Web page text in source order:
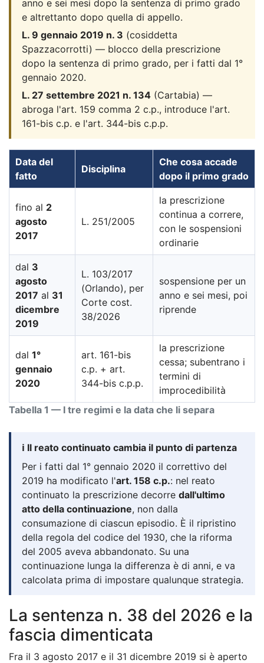
anno e sei mesi dopo la sentenza di primo grado
e altrettanto dopo quella di appello.
L. 9 gennaio 2019 n. 3 (cosiddetta
Spazzacorrotti) — blocco della prescrizione
dopo la sentenza di primo grado, per i fatti dal 1°
gennaio 2020.
L. 27 settembre 2021 n. 134 (Cartabia) —
abroga l'art. 159 comma 2 c.p., introduce l'art.
161-bis c.p. e l'art. 344-bis c.p.p.
Tabella 1 — I tre regimi e la data che li separa
Data del
fatto
Disciplina
Che cosa accade
dopo il primo grado
fino al 2
agosto
2017
L. 251/2005
la prescrizione
continua a correre,
con le sospensioni
ordinarie
dal 3
agosto
2017 al 31
dicembre
2019
L. 103/2017
(Orlando), per
Corte cost.
38/2026
sospensione per un
anno e sei mesi, poi
riprende
dal 1°
gennaio
2020
art. 161-bis
c.p. + art.
344-bis c.p.p.
la prescrizione
cessa; subentrano i
termini di
improcedibilità
ℹ️ Il reato continuato cambia il punto di partenza
Per i fatti dal 1° gennaio 2020 il correttivo del
2019 ha modificato l'art. 158 c.p.: nel reato
continuato la prescrizione decorre dall'ultimo
atto della continuazione, non dalla
consumazione di ciascun episodio. È il ripristino
della regola del codice del 1930, che la riforma
del 2005 aveva abbandonato. Su una
continuazione lunga la differenza è di anni, e va
calcolata prima di impostare qualunque strategia.
La sentenza n. 38 del 2026 e la
fascia dimenticata
Fra il 3 agosto 2017 e il 31 dicembre 2019 si è aperto